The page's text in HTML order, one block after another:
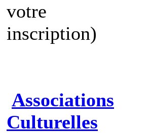
votre
inscription)
Associations
Culturelles